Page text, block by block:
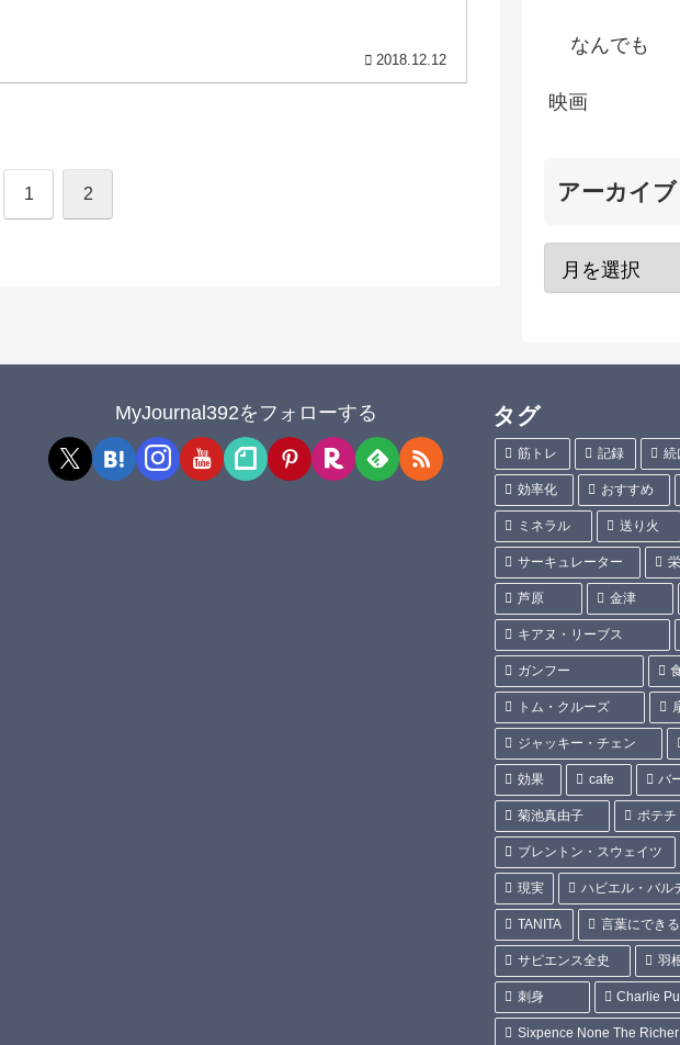
2018.12.12
1 2
なんでも
映画
アーカイブ
MyJournal392をフォローする タグ
筋トレ 記録 続
効率化 おすすめ
ミネラル 送り火
サーキュレーター
芦原 金津
キアヌ・リーブス
ガンフー
トム・クルーズ
ジャッキー・チェン
効果 cafe バ
菊池真由子 ポテチ
ブレントン・スウェイツ
現実 ハビエル・バル
TANITA 言葉にでき
サピエンス全史 羽
刺身 Charlie
Sixpence None The Richer